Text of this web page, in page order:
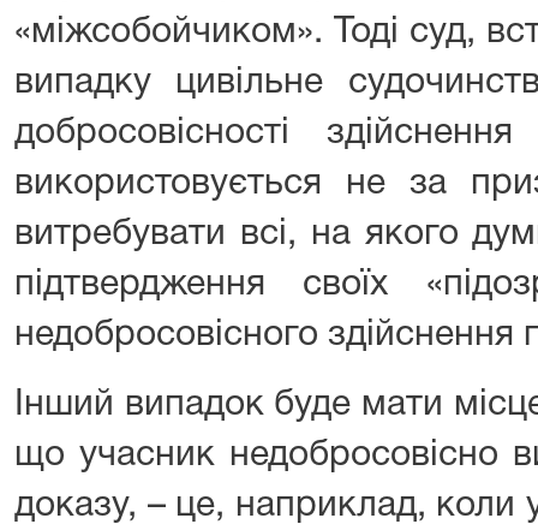
«міжсобойчиком». Тоді суд,
випадку цивільне
добросовісності
використовується не за
витребувати всі, на якого
підтвердження своїх
недобросовісного
Інший випадок буде мати
що учасник недобросовісно
доказу, – це, наприклад, коли